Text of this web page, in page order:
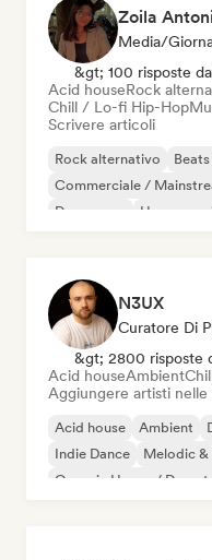
Zoila
Media/
&gt; 100 risposte
Acid houseRock
Chill / Lo-fi Hip-Hop
Scrivere articoli
Rock alternativo
Commerciale /
Dream pop
House
N3UX
Curatore Di
&gt; 2800 risposte
Acid houseAmbient
Aggiungere artisti
Acid house Ambient
Indie Dance
Melodic &
Organic House /